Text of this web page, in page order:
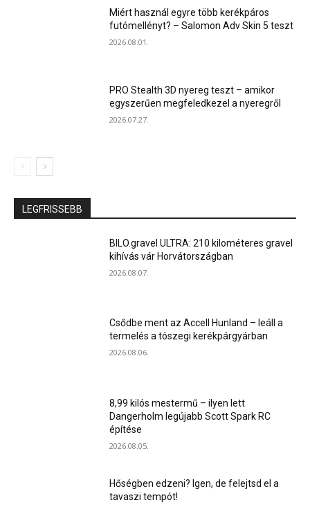
Miért használ egyre több kerékpáros
futómellényt? – Salomon Adv Skin 5 teszt
2026.08.01.
PRO Stealth 3D nyereg teszt – amikor
egyszerűen megfeledkezel a nyeregről
2026.07.27.
LEGFRISSEBB
BILO.gravel ULTRA: 210 kilométeres gravel
kihívás vár Horvátországban
2026.08.07.
Csődbe ment az Accell Hunland – leáll a
termelés a tószegi kerékpárgyárban
2026.08.06.
8,99 kilós mestermű – ilyen lett
Dangerholm legújabb Scott Spark RC
építése
2026.08.05.
Hőségben edzeni? Igen, de felejtsd el a
tavaszi tempót!